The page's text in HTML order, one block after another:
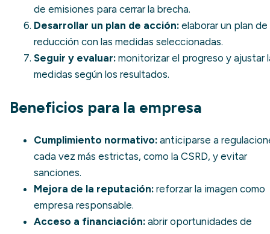
de emisiones para cerrar la brecha.
Desarrollar un plan de acción: elaborar un plan de
reducción con las medidas seleccionadas.
Seguir y evaluar: monitorizar el progreso y ajustar
medidas según los resultados.
Beneficios para la empresa
Cumplimiento normativo: anticiparse a
cada vez más estrictas, como la CSRD, y evitar
sanciones.
Mejora de la reputación: reforzar la imagen como
empresa responsable.
Acceso a financiación: abrir oportunidades de